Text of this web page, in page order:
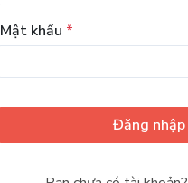
Mật khẩu *
Đăng nhập